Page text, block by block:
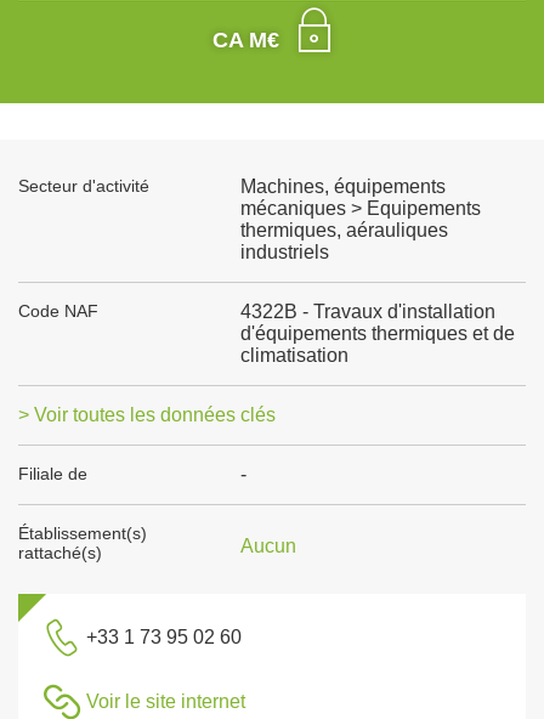
CA M€
Secteur d'activité
Machines, équipements
mécaniques > Equipements
thermiques, aérauliques
industriels
Code NAF
4322B - Travaux d'installation
d'équipements thermiques et de
climatisation
> Voir toutes les données clés
Filiale de -
Établissement(s)
rattaché(s)
Aucun
+33 1 73 95 02 60
Voir le site internet